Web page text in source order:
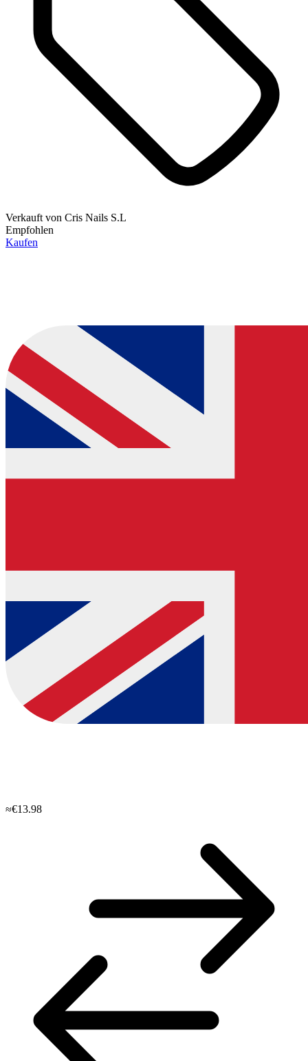
Verkauft von Cris Nails S.L
Empfohlen
Kaufen
≈€13.98